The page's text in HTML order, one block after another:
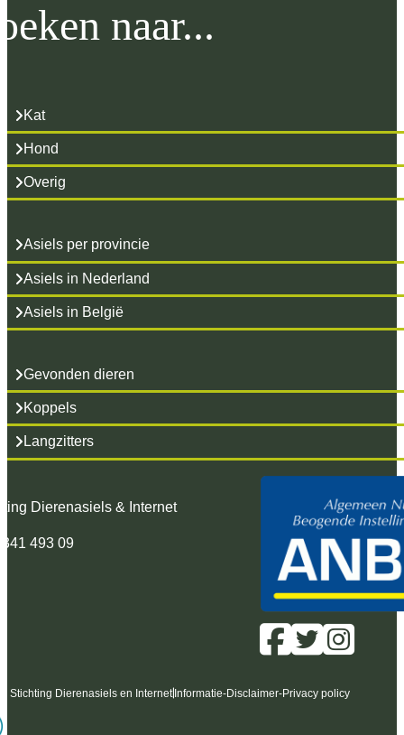
naar...
Kat
Hond
Overig
Asiels per provincie
Asiels in Nederland
Asiels in België
Gevonden dieren
Koppels
Langzitters
Dierenasiels & Internet
493 09
Stichting Dierenasiels en Internet Informatie-Disclaimer-Privacy policy